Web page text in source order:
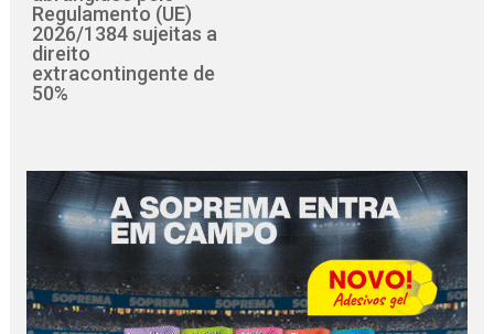
Regulamento (UE)
2026/1384 sujeitas a
direito
extracontingente de
50%